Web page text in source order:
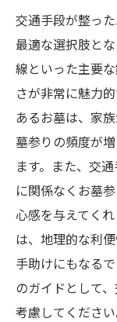
交通手段が整っ
最適な選択肢と
線といった主要
さが非常に魅力
あるお墓は、家
墓参りの頻度が
ます。また、交
に関係なくお墓
心感を与えてく
は、地理的な利
手助けにもなる
のガイドとして
考慮してください